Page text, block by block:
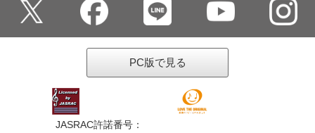
PC版で見る
JASRAC許諾番号：